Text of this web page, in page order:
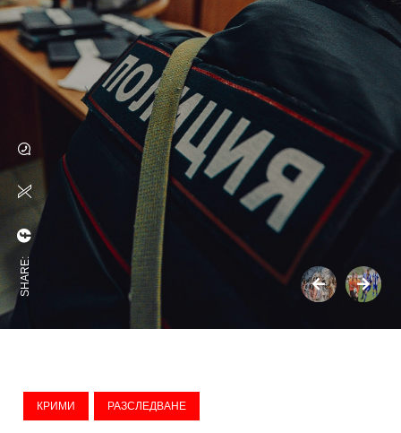
SHARE:
КРИМИ РАЗСЛЕДВАНЕ